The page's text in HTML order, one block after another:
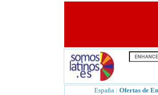
España l Ofertas de